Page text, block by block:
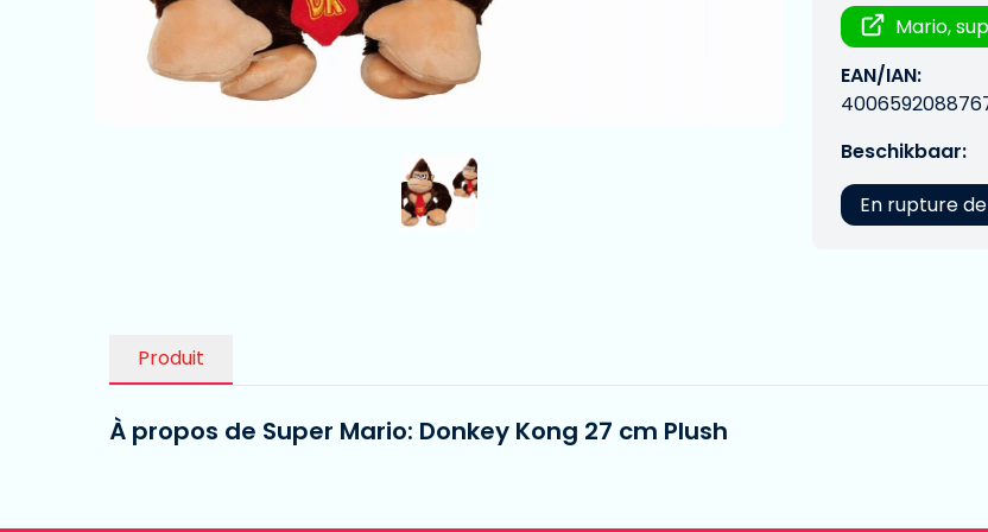
Mario,
EAN/IAN:
Beschikbaar:
En rupture
Produit
À propos de Super Mario: Donkey Kong 27 cm Plush